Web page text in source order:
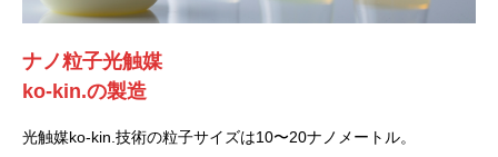
ナノ粒子光触媒
ko-kin.の製造
光触媒ko-kin.技術の粒子サイズは10〜20ナノメートル。